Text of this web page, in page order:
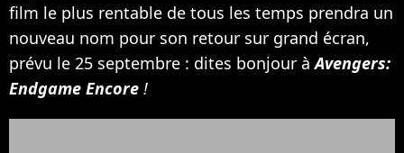
film le plus rentable de tous les temps prendra un
nouveau nom pour son retour sur grand écran,
prévu le 25 septembre : dites bonjour àAvengers:
Endgame Encore !